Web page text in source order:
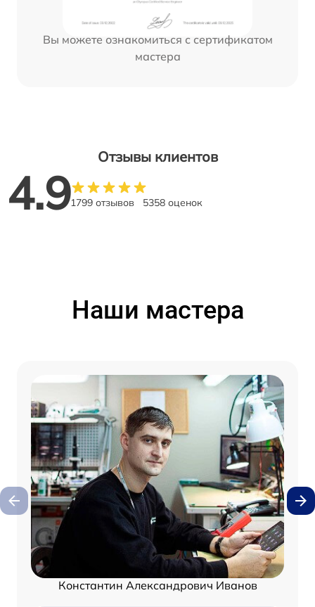
Вы можете ознакомиться с сертификатом
мастера
Отзывы клиентов
4.91799 отзывов 5358 оценок
Наши мастера
Константин Александрович Иванов